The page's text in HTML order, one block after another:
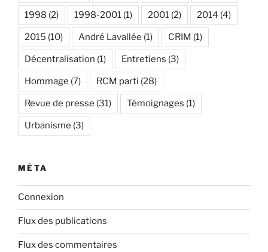
1998 (2) 1998-2001 (1) 2001 (2) 2014 (4)
2015 (10) André Lavallée (1) CRIM (1)
Décentralisation (1) Entretiens (3)
Hommage (7) RCM parti (28)
Revue de presse (31) Témoignages (1)
Urbanisme (3)
MÉTA
Connexion
Flux des publications
Flux des commentaires